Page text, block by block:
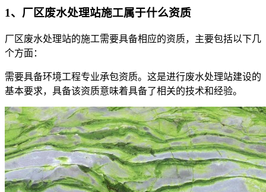
1、厂区废水处理站施工属于什么资质
厂区废水处理站的施工需要具备相应的资质，主要包括以下几
个方面：
需要具备环境工程专业承包资质。这是进行废水处理站建设的
基本要求，具备该资质意味着具备了相关的技术和经验。